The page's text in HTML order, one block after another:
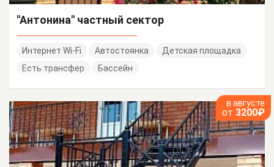
"Антонина" частный сектор
Интернет Wi-Fi Автостоянка
Детская площадка
Есть трансфер
Бассейн
в августе
от 3200₽